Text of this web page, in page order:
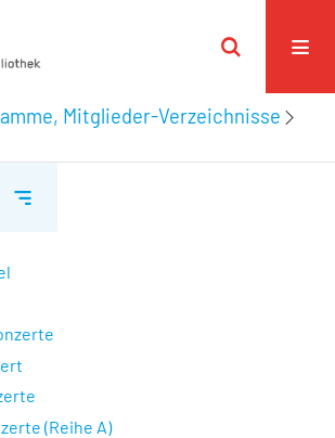
Mitglieder-Verzeichnisse
(Reihe A)